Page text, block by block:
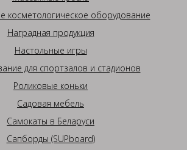
косметологическое оборудование
Наградная продукция
Настольные игры
для спортзалов и стадионов
Роликовые коньки
Садовая мебель
Самокаты в Беларуси
Сапборды (SUPboard)